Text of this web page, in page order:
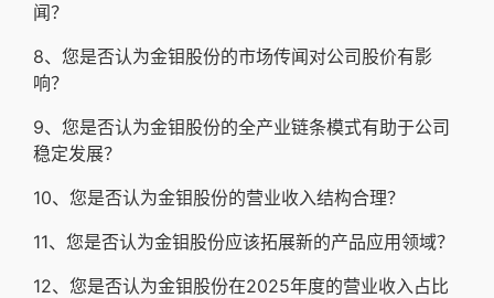
闻？
8、您是否认为金钼股份的市场传闻对公司股价有影
响？
9、您是否认为金钼股份的全产业链条模式有助于公司
稳定发展？
10、您是否认为金钼股份的营业收入结构合理？
11、您是否认为金钼股份应该拓展新的产品应用领域？
12、您是否认为金钼股份在2025年度的营业收入占比